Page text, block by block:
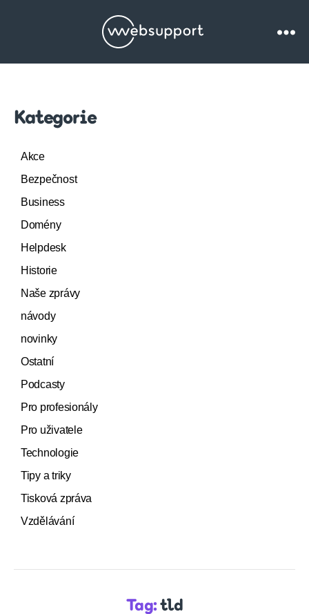
Websupport.cz
Kategorie
Akce
Bezpečnost
Business
Domény
Helpdesk
Historie
Naše zprávy
návody
novinky
Ostatní
Podcasty
Pro profesionály
Pro uživatele
Technologie
Tipy a triky
Tisková zpráva
Vzdělávání
Tag: tld